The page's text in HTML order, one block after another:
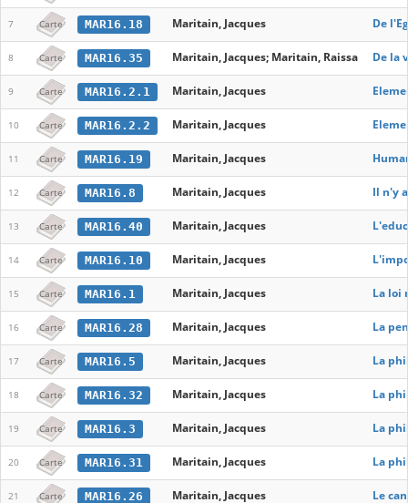
7 Carte MAR16.18 Maritain, Jacques De
8 Carte MAR16.35 Maritain, Jacques; Maritain, Raissa De la
9 Carte MAR16.2.1 Maritain, Jacques
10 Carte MAR16.2.2 Maritain, Jacques
11 Carte MAR16.19 Maritain, Jacques
12 Carte MAR16.8 Maritain, Jacques Il n'y
13 Carte MAR16.40 Maritain, Jacques
14 Carte MAR16.10 Maritain, Jacques
15 Carte MAR16.1 Maritain, Jacques La loi
16 Carte MAR16.28 Maritain, Jacques La
17 Carte MAR16.5 Maritain, Jacques La
18 Carte MAR16.32 Maritain, Jacques La
19 Carte MAR16.3 Maritain, Jacques La
20 Carte MAR16.31 Maritain, Jacques La
21 Carte MAR16.26 Maritain, Jacques Le